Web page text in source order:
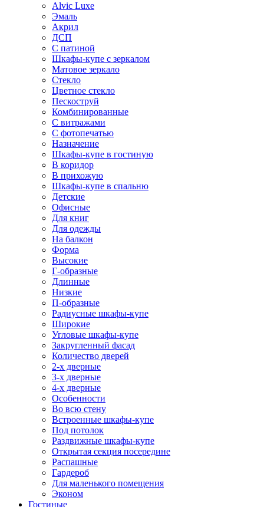
Alvic Luxe
Эмаль
Акрил
ДСП
С патиной
Шкафы-купе с зеркалом
Матовое зеркало
Стекло
Цветное стекло
Пескоструй
Комбинированные
С витражами
С фотопечатью
Назначение
Шкафы-купе в гостиную
В коридор
В прихожую
Шкафы-купе в спальню
Детские
Офисные
Для книг
Для одежды
На балкон
Форма
Высокие
Г-образные
Длинные
Низкие
П-образные
Радиусные шкафы-купе
Широкие
Угловые шкафы-купе
Закругленный фасад
Количество дверей
2-х дверные
3-х дверные
4-х дверные
Особенности
Во всю стену
Встроенные шкафы-купе
Под потолок
Раздвижные шкафы-купе
Открытая секция посередине
Распашные
Гардероб
Для маленького помещения
Эконом
Гостиные